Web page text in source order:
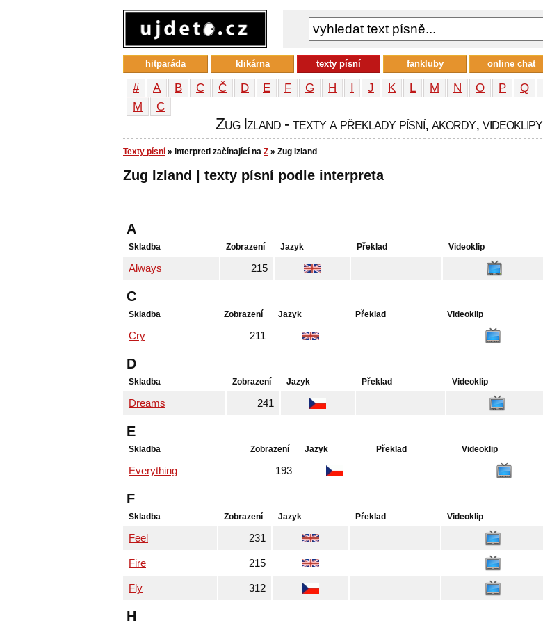
# A B C Č D E F G H I J K L M N O P Q
М
С
Zug Izland - texty a překlady písní, akordy, videoklipy
Texty písní » interpreti začínající na Z » Zug Izland
Zug Izland | texty písní podle interpreta
A
Skladba Zobrazení Jazyk Překlad Videoklip
Always 215
C
Skladba Zobrazení Jazyk Překlad Videoklip
Cry 211
D
Skladba Zobrazení Jazyk Překlad Videoklip
Dreams 241
E
Skladba Zobrazení Jazyk Překlad Videoklip
Everything 193
F
Skladba Zobrazení Jazyk Překlad Videoklip
Feel 231
Fire 215
Fly 312
H
hitparáda klikárna texty písní fankluby online chat